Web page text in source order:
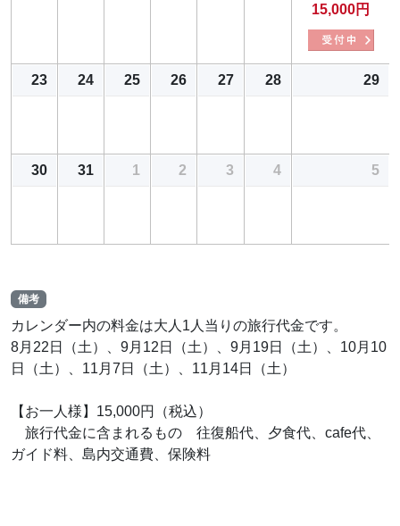
15,000円
23 24 25 26 27 28 29
30 31 1 2 3 4 5
備考
カレンダー内の料金は大人1人当りの旅行代金です。
8月22日（土）、9月12日（土）、9月19日（土）、10月10
日（土）、11月7日（土）、11月14日（土）
【お一人様】15,000円（税込）
旅行代金に含まれるもの 往復船代、夕食代、cafe代、
ガイド料、島内交通費、保険料